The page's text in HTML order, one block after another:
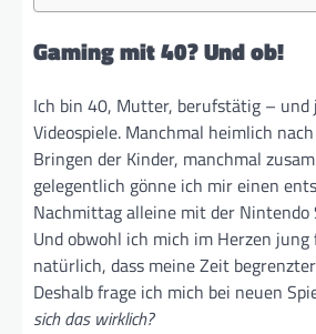
Gaming mit 40? Und ob!
Ich bin 40, Mutter, berufstätig – und
Videospiele. Manchmal heimlich
Bringen der Kinder, manchmal
gelegentlich gönne ich mir einen
Nachmittag alleine mit der Nintendo
Und obwohl ich mich im Herzen
natürlich, dass meine Zeit
Deshalb frage ich mich bei neuen
sich das wirklich?